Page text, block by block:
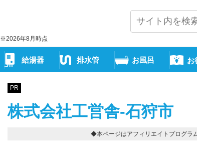
※2026年8月時点
給湯器 排水管 お風呂 お
PR
株式会社工営舎-石狩市
◆本ページはアフィリエイトプログラ